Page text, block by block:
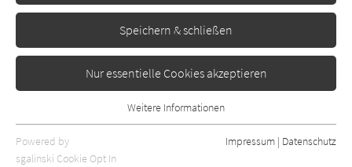
Speichern & schließen
Nur essentielle Cookies akzeptieren
Essentielle Cookies werden für grundlegende Funktionen der
Webseite benötigt. Dadurch ist gewährleistet, dass die Webseite
Weitere Informationen
Powered by
sgalinski Cookie Opt In
Impressum | Datenschutz